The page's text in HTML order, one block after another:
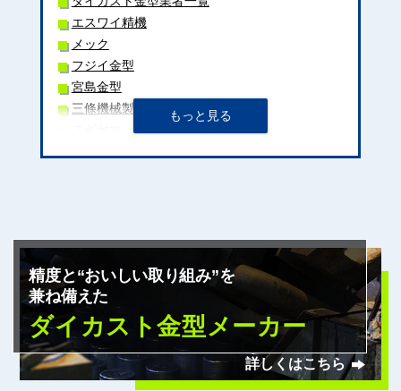
エスワイ精機
メック
フジイ金型
宮島金型
三條機械製作所
ベントム工業
福光工業
七宝金型工業
吉田金型工業
嶋本ダイカスト株式会社
大久保金型工業
精度と“おいしい取り組み”を
兼ね備えた
ダイカスト金型メーカー
詳しくはこちら